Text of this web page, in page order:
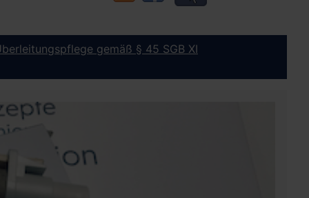
gemäß § 45 SGB XI